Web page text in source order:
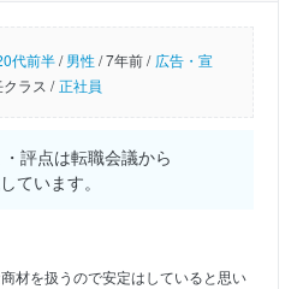
代前半/男性/7年前 / 広告・宣
クラス / 正社員
評点は転職会議から
ています。
材を扱うので安定はしていると思い